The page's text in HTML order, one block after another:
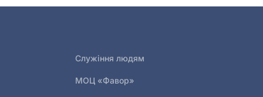
Служіння людям
МОЦ «Фавор»